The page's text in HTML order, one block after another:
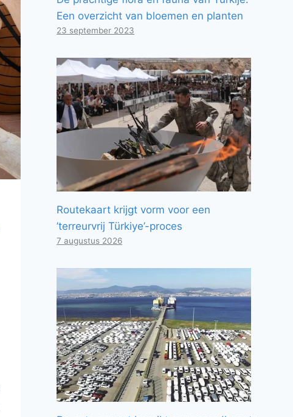
Een overzicht van bloemen en planten
23 september 2023
Routekaart krijgt vorm voor een
’terreurvrij Türkiye’-proces
7 augustus 2026